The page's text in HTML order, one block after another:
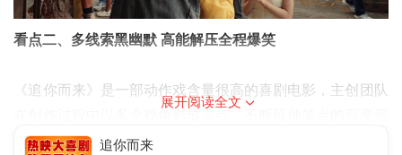
看点二、多线索黑幽默 高能解压全程爆笑
《追你而来》是一部动作戏含量很高的喜剧电影，主创团队
态。一个刚刚出狱的功夫高手，一个善于伪装的黑帮大哥，
展开阅读全文
追你而来